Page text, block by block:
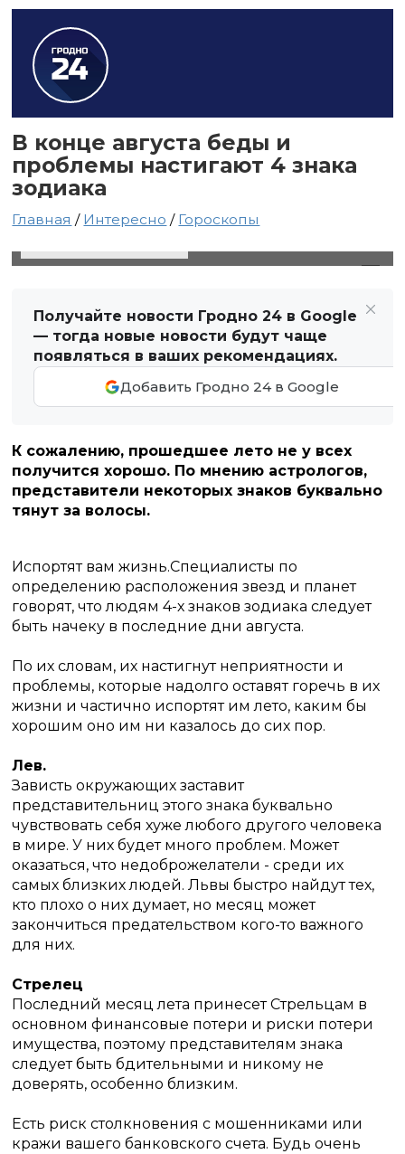
В конце августа беды и
проблемы настигают 4 знака
зодиака
Главная / Интересно / Гороскопы
Получайте новости Гродно 24 в Google
— тогда новые новости будут чаще
появляться в ваших рекомендациях.
Добавить Гродно 24 в Google
К сожалению, прошедшее лето не у всех
получится хорошо. По мнению астрологов,
представители некоторых знаков буквально
тянут за волосы.
Испортят вам жизнь.Специалисты по
определению расположения звезд и планет
говорят, что людям 4-х знаков зодиака следует
быть начеку в последние дни августа.
По их словам, их настигнут неприятности и
проблемы, которые надолго оставят горечь в их
жизни и частично испортят им лето, каким бы
хорошим оно им ни казалось до сих пор.
Лев.
Зависть окружающих заставит
представительниц этого знака буквально
чувствовать себя хуже любого другого человека
в мире.У них будет много проблем. Может
оказаться, что недоброжелатели - среди их
самых близких людей.Львы быстро найдут тех,
кто плохо о них думает, но месяц может
закончиться предательством кого-то важного
для них.
Стрелец
Последний месяц лета принесет Стрельцам в
основном финансовые потери и риски потери
имущества, поэтому представителям знака
следует быть бдительными и никому не
доверять, особенно близким.
Есть риск столкновения с мошенниками или
кражи вашего банковского счета. Будь очень